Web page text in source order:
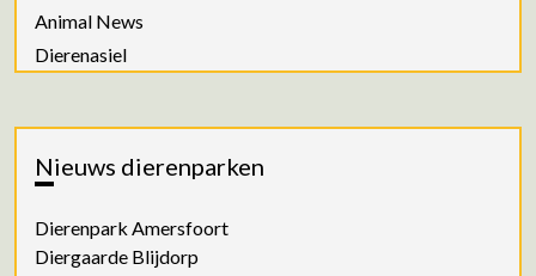
Animal News
Dierenasiel
Nieuws dierenparken
Dierenpark Amersfoort
Diergaarde Blijdorp